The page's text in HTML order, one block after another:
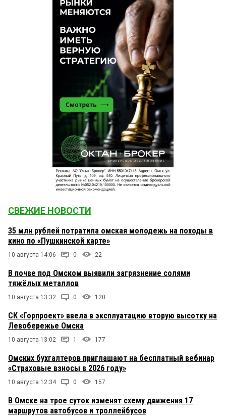
СВЕЖИЕ НОВОСТИ
35 млн рублей потратила омская молодежь на походы в
кино по «Пушкинской карте»
10 августа 14:06 0 22
В почве под Омском выявили загрязнение солями
тяжёлых металлов
10 августа 13:32 0 120
СК «Горпроект» ввела в эксплуатацию вторую высотку на
Левобережье Омска
10 августа 13:02 1 177
Омских бухгалтеров приглашают на бесплатный вебинар
«Страховые взносы в 2026 году»
10 августа 12:34 0 157
В Омске на трое суток изменят схему движения 17
маршрутов автобусов и троллейбусов